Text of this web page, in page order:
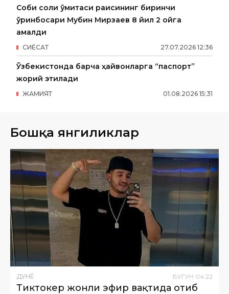
Собиқ солиқ қўмитаси раисининг биринчи
ўринбосари Мубин Мирзаев 8 йил 2 ойга
қамалди
27.07.2026 12:36
СИËСАТ
Ўзбекистонда барча ҳайвонларга “паспорт”
жорий этилади
01.08.2026 15:31
ЖАМИЯТ
Бошқа янгиликлар
ДУНË БУГУН 04:22
Тиктокер жонли эфир вақтида отиб